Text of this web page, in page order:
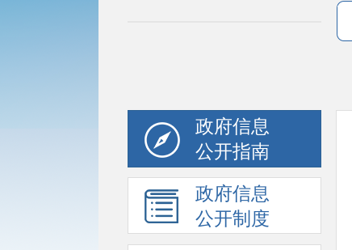
政府信息
公开指南
政府信息
公开制度